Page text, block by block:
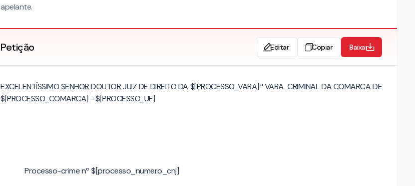
apelante.
Petição Editar Copiar Baixar
EXCELENTÍSSIMO SENHOR DOUTOR JUIZ DE DIREITO DA $[PROCESSO_VARA]ª VARA CRIMINAL DA COMARCA DE
$[PROCESSO_COMARCA] - $[PROCESSO_UF]
Processo-crime nº $[processo_numero_cnj]